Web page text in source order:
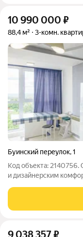
10 990 000 ₽
88,4 м² 3-комн.
Буинский переулок,1
Код объекта: 2140756. Стильная квартира с панорамным видом
и дизайнерским
своих новых
квартира в тёплом
9 038 357₽